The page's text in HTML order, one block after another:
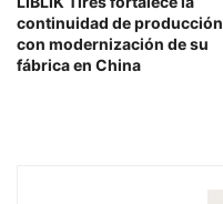
continuidad de producción
con modernización de su
fábrica en China